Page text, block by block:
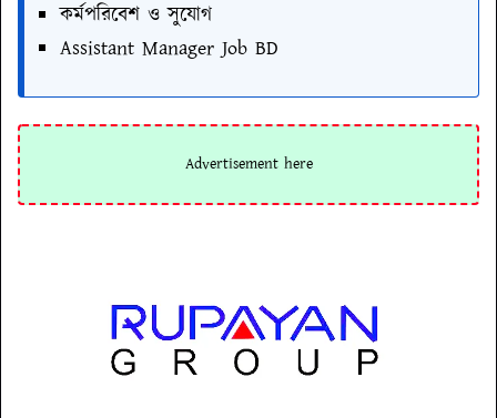
কর্মপরিবেশ ও সুযোগ
Assistant Manager Job BD